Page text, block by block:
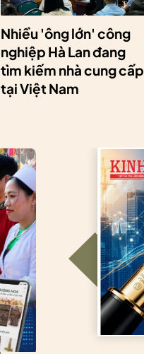
Nhiều 'ông lớn' công
nghiệp Hà Lan đang
tìm kiếm nhà cung cấp
tại Việt Nam